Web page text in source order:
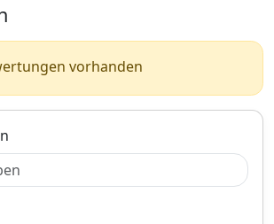
vorhanden